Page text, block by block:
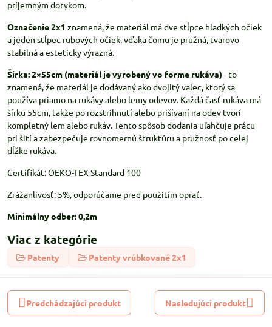
príjemným dotykom.
Označenie 2x1 znamená, že materiál má dve stĺpce hladkých očiek
a jeden stĺpec rubových očiek, vďaka čomu je pružná, tvarovo
stabilná a esteticky výrazná.
Šírka: 2×55cm (materiál je vyrobený vo forme rukáva) - to
znamená, že materiál je dodávaný ako dvojitý valec, ktorý sa
používa priamo na rukávy alebo lemy odevov. Každá časť rukáva má
šírku 55cm, takže po rozstrihnutí alebo prišívaní na odev tvorí
kompletný lem alebo rukáv. Tento spôsob dodania uľahčuje prácu
pri šití a zabezpečuje rovnomernú štruktúru a pružnosť po celej
dĺžke rukáva.
Certifikát: OEKO-TEX Standard 100
Zrážanlivosť: 5%, odporúčame pred použitím oprať.
Minimálny odber: 0,2m
Viac z kategórie
Patenty Patenty vrúbkované 2x1
Predchádzajúci produkt Nasledujúci produkt